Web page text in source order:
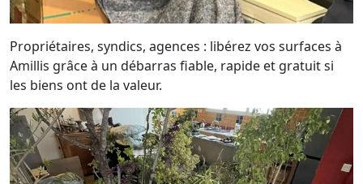
Propriétaires, syndics, agences : libérez vos surfaces à
Amillis grâce à un débarras fiable, rapide et gratuit si
les biens ont de la valeur.